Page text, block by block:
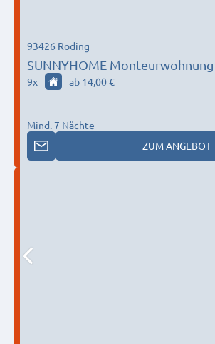
SUNNYHOME
93426 Roding
9x ab 14,00 €
Mind. 7 Nächte
ZUM ANGEBOT